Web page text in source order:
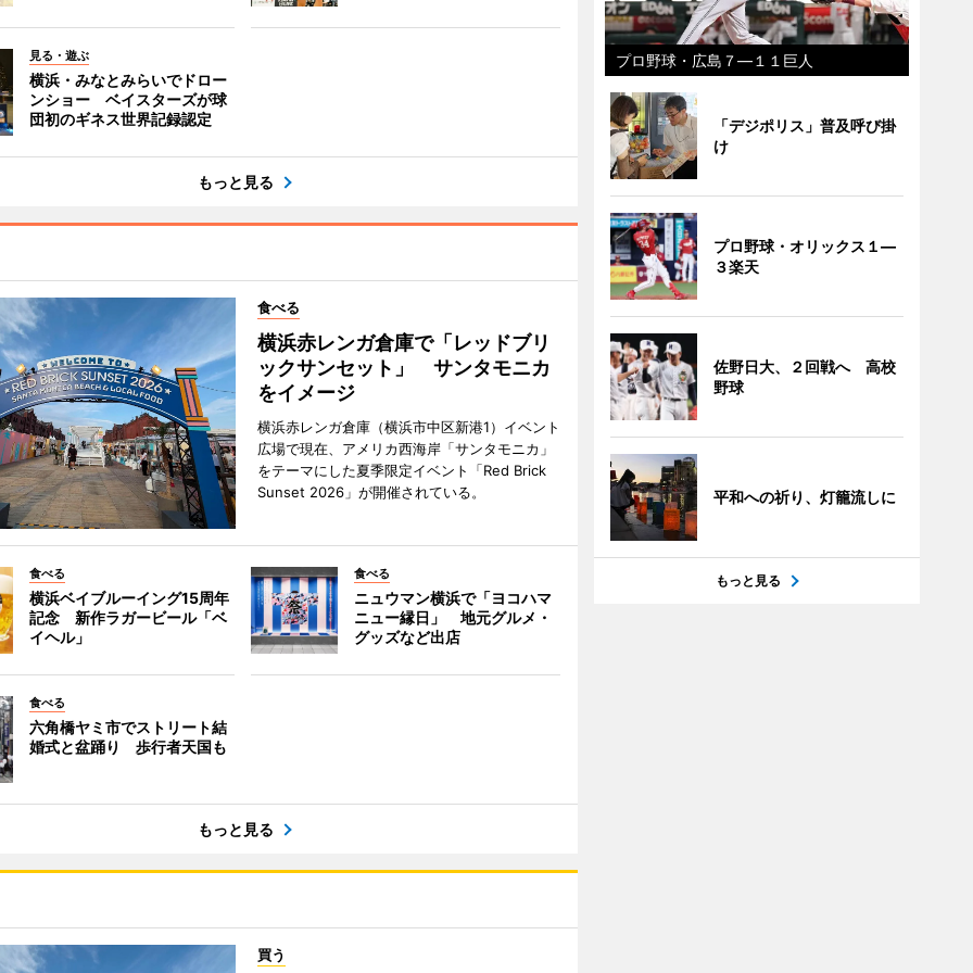
見る・遊ぶ
横浜・みなとみらいでドロー
ンショー ベイスターズが球
団初のギネス世界記録認定
もっと見る
食べる
横浜赤レンガ倉庫で「レッドブリ
ックサンセット」 サンタモニカ
をイメージ
横浜赤レンガ倉庫（横浜市中区新港1）イベント
広場で現在、アメリカ西海岸「サンタモニカ」
をテーマにした夏季限定イベント「Red Brick
Sunset 2026」が開催されている。
食べる
横浜ベイブルーイング15周年
記念 新作ラガービール「ベ
イヘル」
食べる
ニュウマン横浜で「ヨコハマ
ニュー縁日」 地元グルメ・
グッズなど出店
食べる
六角橋ヤミ市でストリート結
婚式と盆踊り 歩行者天国も
もっと見る
買う
プロ野球・広島７―１１巨人
「デジポリス」普及呼び掛
け
プロ野球・オリックス１―
３楽天
佐野日大、２回戦へ 高校
野球
平和への祈り、灯籠流しに
もっと見る